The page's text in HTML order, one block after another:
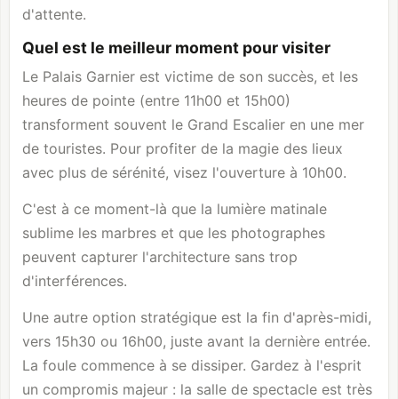
d'attente.
Quel est le meilleur moment pour visiter
Le Palais Garnier est victime de son succès, et les
heures de pointe (entre 11h00 et 15h00)
transforment souvent le Grand Escalier en une mer
de touristes. Pour profiter de la magie des lieux
avec plus de sérénité, visez l'ouverture à 10h00.
C'est à ce moment-là que la lumière matinale
sublime les marbres et que les photographes
peuvent capturer l'architecture sans trop
d'interférences.
Une autre option stratégique est la fin d'après-midi,
vers 15h30 ou 16h00, juste avant la dernière entrée.
La foule commence à se dissiper. Gardez à l'esprit
un compromis majeur : la salle de spectacle est très